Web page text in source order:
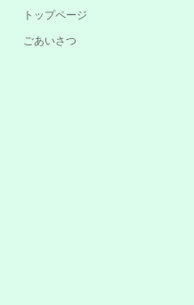
トップページ
ごあいさつ